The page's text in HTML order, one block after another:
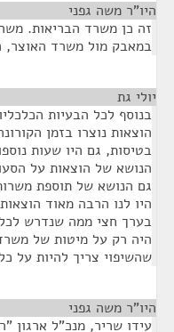
היו"ר משה גפני
זה כן משרד הבריאות.
במאבק מול משרד האוצר,
יולי גת
בנוסף לכל הבעיות
הוצאות נוצרו בזמן
בטיסות, גם היו שעות
הנושא של הוצאות על
גם הנושא של תוספת
היו לנו הרבה מאוד
בערך חצי ממה שנדרש לכל
היה רק על מיטות של
שהשיפוי צריך להיות על
היו"ר משה גפני
עידו שריר, מנכ"ל ארגון